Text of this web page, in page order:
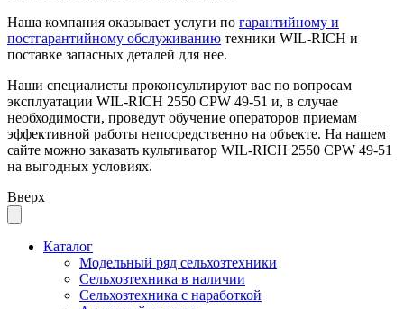
Наша компания оказывает услуги по гарантийному и
постгарантийному обслуживанию техники WIL-RICH и
поставке запасных деталей для нее.
Наши специалисты проконсультируют вас по вопросам
эксплуатации WIL-RICH 2550 CPW 49-51 и, в случае
необходимости, проведут обучение операторов приемам
эффективной работы непосредственно на объекте. На нашем
сайте можно заказать культиватор WIL-RICH 2550 CPW 49-51
на выгодных условиях.
Вверх
Каталог
Модельный ряд сельхозтехники
Сельхозтехника в наличии
Сельхозтехника с наработкой